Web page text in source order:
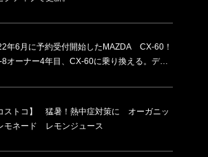
年6月に予約受付開始したMAZDA CX-60！
8オーナー4年目、CX-60に乗り換える。ディ
ストコ】 猛暑！熱中症対策に オーガニッ
モネード レモンジュース